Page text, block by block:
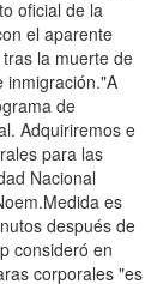
oficial de la
el aparente
la muerte de
inmigración."A
de
Adquiriremos e
para las
Nacional
es
después de
consideró en
corporales "es